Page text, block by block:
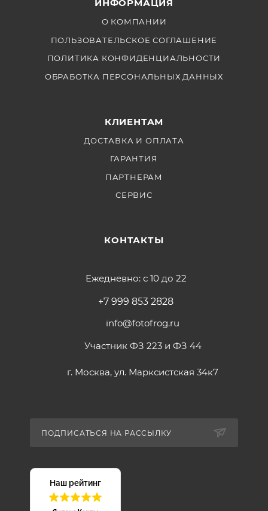
ИНФОРМАЦИЯ
О КОМПАНИИ
ПОЛЬЗОВАТЕЛЬСКОЕ СОГЛАШЕНИЕ
ПОЛИТИКА КОНФИДЕНЦИАЛЬНОСТИ
ОБРАБОТКА ПЕРСОНАЛЬНЫХ ДАННЫХ
КЛИЕНТАМ
ДОСТАВКА И ОПЛАТА
ГАРАНТИЯ
ПАРТНЕРАМ
СЕРВИС
КОНТАКТЫ
Ежедневно: с 10 до 22
+7 999 853 2828
info@fotofrog.ru
Участник ФЗ 223 и ФЗ 44
г. Москва, ул. Марксистская 34к7
ПОДПИСАТЬСЯ НА РАССЫЛКУ